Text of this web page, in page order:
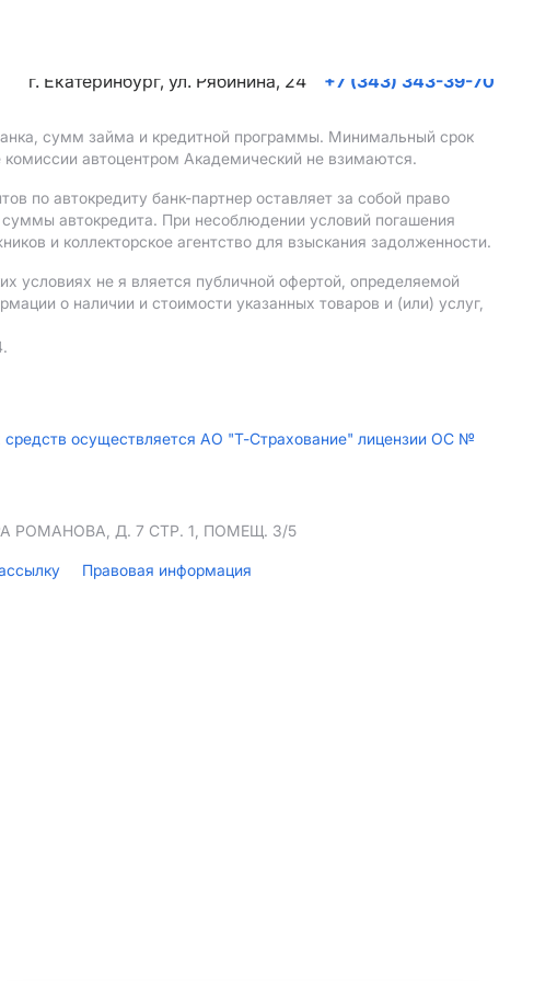
г. Екатеринбург, ул. Рябинина, 24
+7 (343) 343-39-70
сумм займа и кредитной программы. Минимальный срок
автоцентром Академический не взимаются.
по автокредиту банк-партнер оставляет за собой право
автокредита. При несоблюдении условий погашения
и коллекторское агентство для взыскания задолженности.
условиях не я вляется публичной офертой, определяемой
о наличии и стоимости указанных товаров и (или) услуг,
средств осуществляется АО "Т-Страхование" лицензии ОС №
РОМАНОВА, Д. 7 СТР. 1, ПОМЕЩ. 3/5
Правовая информация